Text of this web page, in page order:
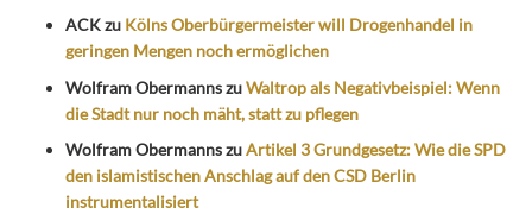
ACKzu Kölns Oberbürgermeister will Drogenhandel in
geringen Mengen noch ermöglichen
Wolfram ObermannszuWaltrop als Negativbeispiel: Wenn
die Stadt nur noch mäht, statt zu pflegen
Wolfram ObermannszuArtikel 3 Grundgesetz: Wie die SPD
den islamistischen Anschlag auf den CSD Berlin
instrumentalisiert